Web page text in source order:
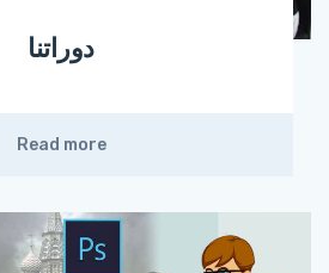
دوراتنا
Read more